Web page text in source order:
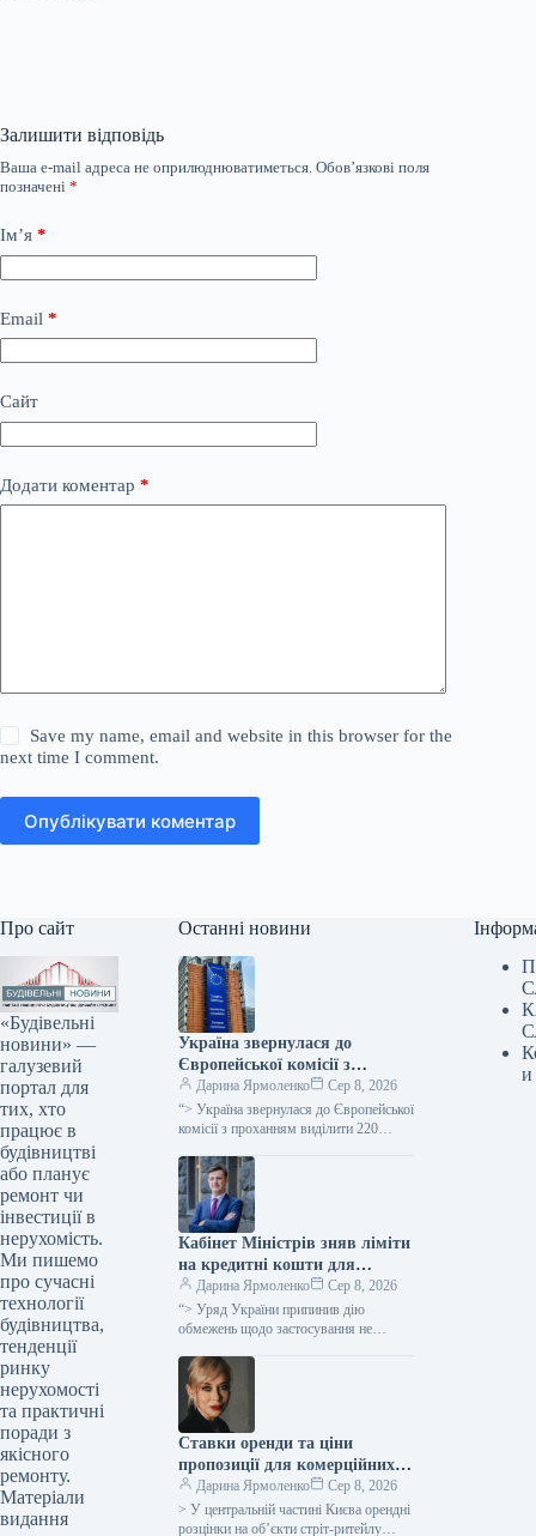
Залишити відповідь
Ваша e-mail адреса не оприлюднюватиметься. Обов’язкові поля
позначені *
Ім’я *
Email *
Сайт
Додати коментар *
Save my name, email and website in this browser for the
next time I comment.
Опублікувати коментар
Про сайт
«Будівельні
новини» —
галузевий
портал для
тих, хто
працює в
будівництві
або планує
ремонт чи
інвестиції в
нерухомість.
Ми пишемо
про сучасні
технології
будівництва,
тенденції
ринку
нерухомості
та практичні
поради з
якісного
ремонту.
Матеріали
видання
Останні новини
Україна звернулася до
Європейської комісії з
проханням надати 220
мільйонів євро для допомоги
аграрному сектору у зв’язку
Дарина Ярмоленко
Сер 8, 2026
“> Україна звернулася до Європейської
комісії з проханням виділити 220
допомоги для компенсації відсотків за
кредитами малим…
Кабінет Міністрів зняв ліміти
на кредитні кошти для
сільськогосподарських
підприємств в межах
програми “5-7-9%”
Дарина Ярмоленко
Сер 8, 2026
“> Уряд України припинив дію
обмежень щодо застосування не
забезпечення обіговими коштами
сільгоспвиробників у…
Ставки оренди та ціни
пропозиції для комерційних
площ у центральному Києві
знизилися вдвічі порівняно з
2021 роком, за даними UTG.
Дарина Ярмоленко
Сер 8, 2026
> У центральній частині Києва орендні
розцінки на об’єкти стріт-ритейлу
и